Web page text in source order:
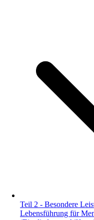
Teil 2 - Besondere
Lebensführung für